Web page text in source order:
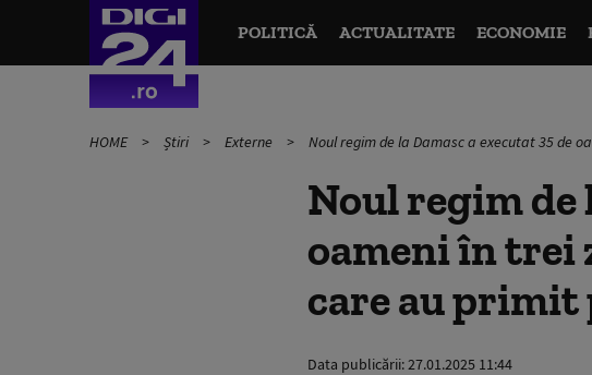
POLITICĂ ACTUALITATE ECONOMIE
HOME Știri Externe Noul regim de la Damasc a executat 35 de
Noul regim de
oameni în trei
care au primit
Data publicării:27.01.2025 11:44